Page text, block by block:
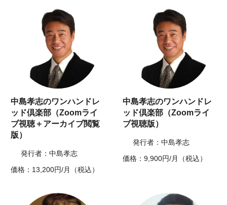
中島孝志のワンハンドレ
ッド倶楽部（Zoomライ
ブ視聴＋アーカイブ閲覧
版）
発行者：中島孝志
価格：13,200円/月（税込）
中島孝志のワンハンドレ
ッド倶楽部（Zoomライ
ブ視聴版）
発行者：中島孝志
価格：9,900円/月（税込）